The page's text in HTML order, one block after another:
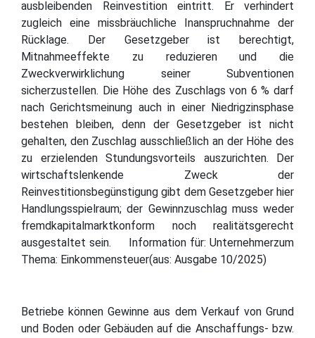
ausbleibenden Reinvestition eintritt. Er verhindert
zugleich eine missbräuchliche Inanspruchnahme der
Rücklage. Der Gesetzgeber ist berechtigt,
Mitnahmeeffekte zu reduzieren und die
Zweckverwirklichung seiner Subventionen
sicherzustellen. Die Höhe des Zuschlags von 6 % darf
nach Gerichtsmeinung auch in einer Niedrigzinsphase
bestehen bleiben, denn der Gesetzgeber ist nicht
gehalten, den Zuschlag ausschließlich an der Höhe des
zu erzielenden Stundungsvorteils auszurichten. Der
wirtschaftslenkende Zweck der
Reinvestitionsbegünstigung gibt dem Gesetzgeber hier
Handlungsspielraum; der Gewinnzuschlag muss weder
fremdkapitalmarktkonform noch realitätsgerecht
ausgestaltet sein. Information für: Unternehmerzum
Thema: Einkommensteuer(aus: Ausgabe 10/2025)
Betriebe können Gewinne aus dem Verkauf von Grund
und Boden oder Gebäuden auf die Anschaffungs- bzw.